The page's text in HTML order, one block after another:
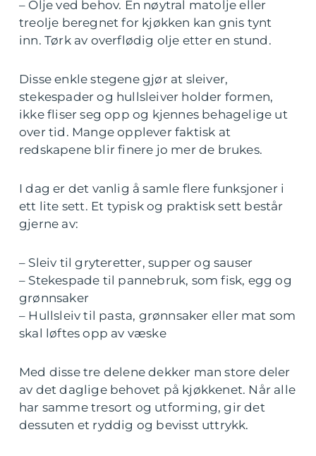
– Olje ved behov. En nøytral matolje eller
treolje beregnet for kjøkken kan gnis tynt
inn. Tørk av overflødig olje etter en stund.
Disse enkle stegene gjør at sleiver,
stekespader og hullsleiver holder formen,
ikke fliser seg opp og kjennes behagelige ut
over tid. Mange opplever faktisk at
redskapene blir finere jo mer de brukes.
I dag er det vanlig å samle flere funksjoner i
ett lite sett. Et typisk og praktisk sett består
gjerne av:
– Sleiv til gryteretter, supper og sauser
– Stekespade til pannebruk, som fisk, egg og
grønnsaker
– Hullsleiv til pasta, grønnsaker eller mat som
skal løftes opp av væske
Med disse tre delene dekker man store deler
av det daglige behovet på kjøkkenet. Når alle
har samme tresort og utforming, gir det
dessuten et ryddig og bevisst uttrykk.